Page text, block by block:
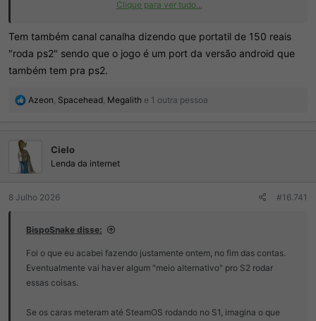
papagaiadas, pelo ao menos o Russ não aderiu à isso.
Clique para ver tudo...
Tem também canal canalha dizendo que portatil de 150 reais
"roda ps2" sendo que o jogo é um port da versão android que
também tem pra ps2.
R
õ
e
s
Azeon, Spacehead, Megalith e 1 outra pessoa
Cielo
Lenda da internet
8 Julho 2026 #16.741
BispoSnake disse:
Foi o que eu acabei fazendo justamente ontem, no fim das contas.
Eventualmente vai haver algum "meio alternativo" pro S2 rodar
essas coisas.
Se os caras meteram até SteamOS rodando no S1, imagina o que